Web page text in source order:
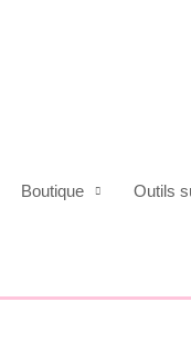
Boutique Outils